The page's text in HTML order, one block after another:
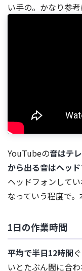
い手の。かなり参
YouTubeの音はテ
から出る音はヘッ
ヘッドフォンして
なっていう程度で。
1日の作業時間
平均で半日12時間
いとたぶん間に合わ